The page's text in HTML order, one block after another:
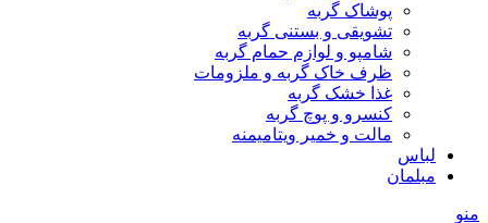
پوشاک گربه
تشویقی و بستنی گربه
شامپو و لوازم حمام گربه
ظرف خاک گربه و ملزومات
غذا خشک گربه
کنسرو و پوچ گربه
مالت و خمیر ویتامیمنه
لباس
مبلمان
منو